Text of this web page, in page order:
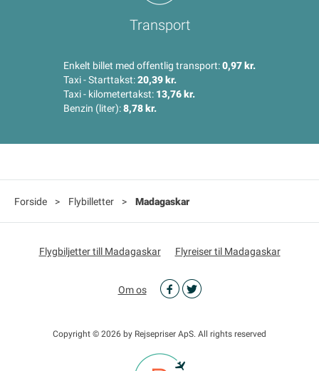
Transport
Enkelt billet med offentlig transport:0,97 kr.
Taxi - Starttakst:20,39 kr.
Taxi - kilometertakst: 13,76 kr.
Benzin (liter):8,78 kr.
Forside > Flybilletter > Madagaskar
Flygbiljetter till Madagaskar Flyreiser til Madagaskar
Om os
Copyright © 2026 by Rejsepriser ApS. All rights reserved